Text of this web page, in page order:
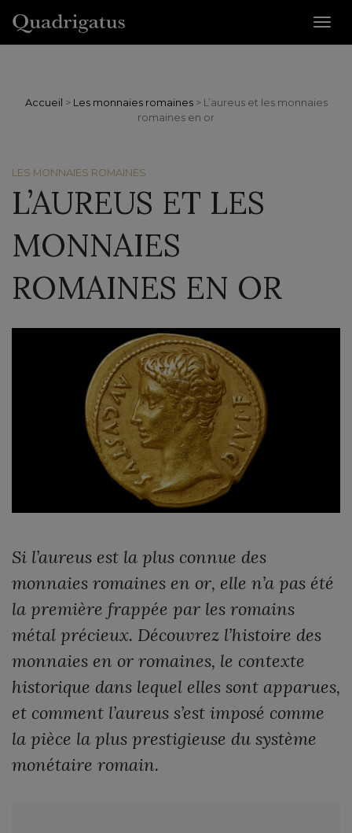
Accueil > Les monnaies romaines> L’aureus et les monnaies
romaines en or
LES MONNAIES ROMAINES
L’AUREUS ET LES
MONNAIES
ROMAINES EN OR
Si l’aureus est la plus connue des
monnaies romaines en or, elle n’a pas été
la première frappée par les romains
métal précieux. Découvrez l’histoire des
monnaies en or romaines, le contexte
historique dans lequel elles sont apparues,
et comment l’aureus s’est imposé comme
la pièce la plus prestigieuse du système
monétaire romain.